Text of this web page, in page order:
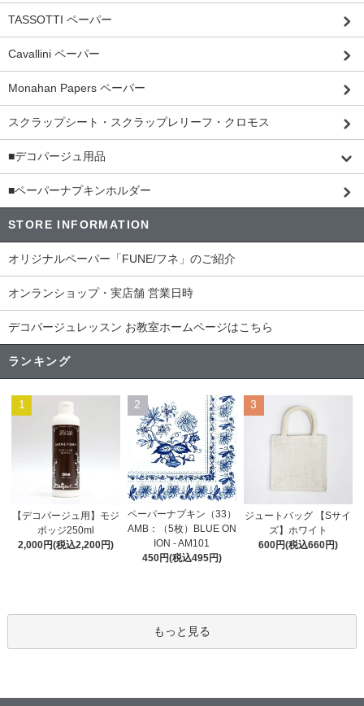
TASSOTTI ペーパー
Cavallini ペーパー
Monahan Papers ペーパー
スクラップシート・スクラップレリーフ・クロモス
■デコパージュ用品
■ペーパーナプキンホルダー
STORE INFORMATION
オリジナルペーパー「FUNE/フネ」のご紹介
オンランショップ・実店舗 営業日時
デコパージュレッスン お教室ホームページはこちら
ランキング
1
【デコパージュ用】モジ
ポッジ250ml
2,000円(税込2,200円)
2
ペーパーナプキン（33）
AMB：（5枚）BLUE ON
ION - AM101
450円(税込495円)
3
ジュートバッグ 【Sサイ
ズ】ホワイト
600円(税込660円)
もっと見る